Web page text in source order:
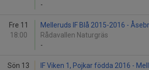
-
Fre 11
18:00
Melleruds IF Blå 2015-2016 -
Rådavallen Naturgräs
-
Sön 13
IF Viken 1, Pojkar födda 2016 -